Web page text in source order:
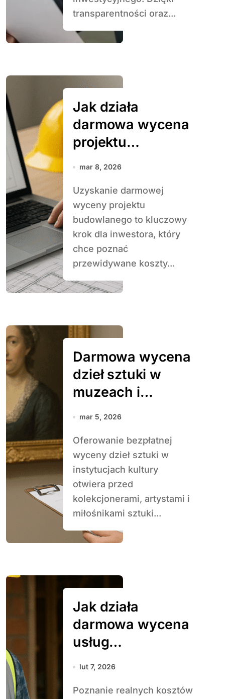
transparentności oraz...
Jak działa
darmowa wycena
projektu
budowlanego
mar 8, 2026
Uzyskanie darmowej
wyceny projektu
budowlanego to kluczowy
krok dla inwestora, który
chce poznać
przewidywane koszty...
Darmowa wycena
dzieł sztuki w
muzeach i
galeriach
mar 5, 2026
Oferowanie bezpłatnej
wyceny dzieł sztuki w
instytucjach kultury
otwiera przed
kolekcjonerami, artystami i
miłośnikami sztuki...
Jak działa
darmowa wycena
usług
budowlanych
lut 7, 2026
Poznanie realnych kosztów